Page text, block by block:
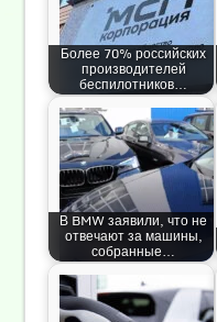
Более 70% российских
производителей
беспилотников…
В BMW заявили, что не
отвечают за машины,
собранные…